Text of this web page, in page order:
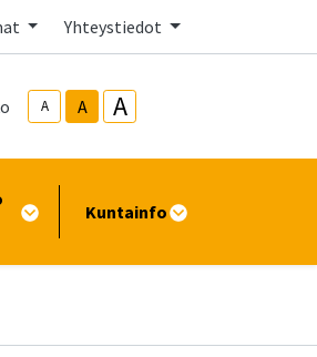
Yhteystiedot
A A A
Kuntainfo